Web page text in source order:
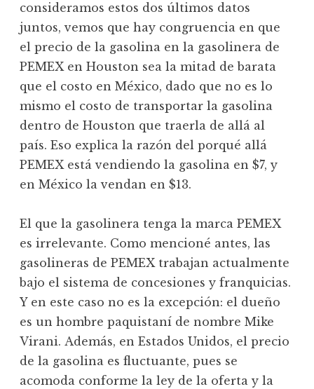
consideramos estos dos últimos datos
juntos, vemos que hay congruencia en que
el precio de la gasolina en la gasolinera de
PEMEX en Houston sea la mitad de barata
que el costo en México, dado que no es lo
mismo el costo de transportar la gasolina
dentro de Houston que traerla de allá al
país. Eso explica la razón del porqué allá
PEMEX está vendiendo la gasolina en $7, y
en México la vendan en $13.
El que la gasolinera tenga la marca PEMEX
es irrelevante. Como mencioné antes, las
gasolineras de PEMEX trabajan actualmente
bajo el sistema de concesiones y franquicias.
Y en este caso no es la excepción: el dueño
es un hombre paquistaní de nombre Mike
Virani. Además, en Estados Unidos, el precio
de la gasolina es fluctuante, pues se
acomoda conforme la ley de la oferta y la